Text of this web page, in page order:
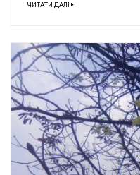
ЧИТАТИ ДАЛІ